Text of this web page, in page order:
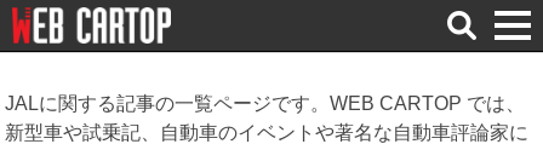
検
索
JALに関する記事の一覧ページです。WEB CARTOP では、
新型車や試乗記、自動車のイベントや著名な自動車評論家に